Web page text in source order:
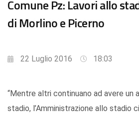
Comune Pz: Lavori allo
di Morlino e Picerno
22 Luglio 2016 18:03
“Mentre altri continuano ad avere un
stadio, l’Amministrazione allo stadio